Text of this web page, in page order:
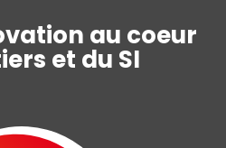
au coeur
et du SI